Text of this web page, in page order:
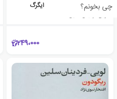
چی بخونم؟
گفت و گوهایی با پروفسور ایگرگ
249،000